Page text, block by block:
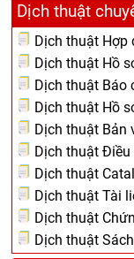
Dịch thuật
Dịch thuật Hợp
Dịch thuật Hồ
Dịch thuật Báo
Dịch thuật Hồ
Dịch thuật Bản
Dịch thuật Điều
Dịch thuật
Dịch thuật Tài
Dịch thuật
Dịch thuật